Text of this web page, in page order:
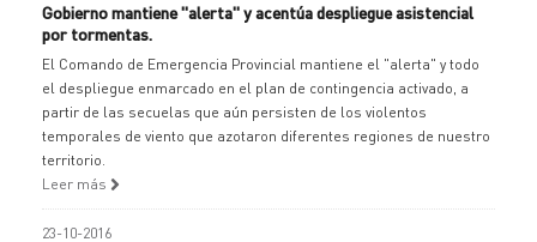
Gobierno mantiene "alerta" y acentúa despliegue asistencial
por tormentas.
El Comando de Emergencia Provincial mantiene el "alerta" y todo
el despliegue enmarcado en el plan de contingencia activado, a
partir de las secuelas que aún persisten de los violentos
temporales de viento que azotaron diferentes regiones de nuestro
territorio.
Leer más
23-10-2016